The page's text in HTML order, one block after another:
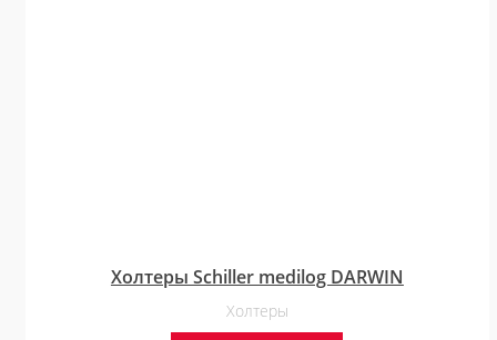
Холтеры Schiller medilog DARWIN
Холтеры